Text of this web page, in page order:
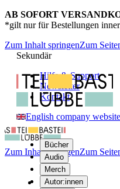
AB SOFORT
*gilt nur für Bestellungen
Zum Inhalt springenZum
Sekundär
Hilfe & Support
Newsletter
Kontakt
English company website
Bücher
Audio
Merch
Autor:innen
Zum Inhalt springenZum